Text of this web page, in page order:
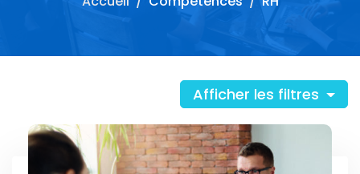
Afficher les filtres